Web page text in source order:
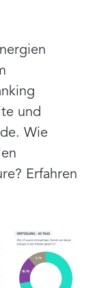
und
Wie
Erfahren